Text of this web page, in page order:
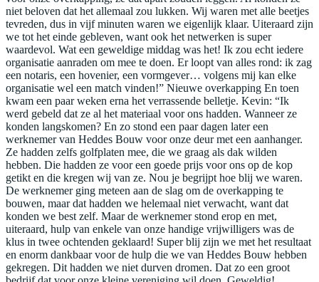
niet beloven dat het allemaal zou lukken. Wij waren met alle beetjes
tevreden, dus in vijf minuten waren we eigenlijk klaar. Uiteraard zijn
we tot het einde gebleven, want ook het netwerken is super
waardevol. Wat een geweldige middag was het! Ik zou echt iedere
organisatie aanraden om mee te doen. Er loopt van alles rond: ik zag
een notaris, een hovenier, een vormgever… volgens mij kan elke
organisatie wel een match vinden!” Nieuwe overkapping En toen
kwam een paar weken erna het verrassende belletje. Kevin: “Ik
werd gebeld dat ze al het materiaal voor ons hadden. Wanneer ze
konden langskomen? En zo stond een paar dagen later een
werknemer van Heddes Bouw voor onze deur met een aanhanger.
Ze hadden zelfs golfplaten mee, die we graag als dak wilden
hebben. Die hadden ze voor een goede prijs voor ons op de kop
getikt en die kregen wij van ze. Nou je begrijpt hoe blij we waren.
De werknemer ging meteen aan de slag om de overkapping te
bouwen, maar dat hadden we helemaal niet verwacht, want dat
konden we best zelf. Maar de werknemer stond erop en met,
uiteraard, hulp van enkele van onze handige vrijwilligers was de
klus in twee ochtenden geklaard! Super blij zijn we met het resultaat
en enorm dankbaar voor de hulp die we van Heddes Bouw hebben
gekregen. Dit hadden we niet durven dromen. Dat zo een groot